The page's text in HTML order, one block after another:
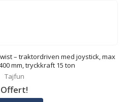
– traktordriven med joystick, max
mm, tryckkraft 15 ton
Tajfun
Offert!